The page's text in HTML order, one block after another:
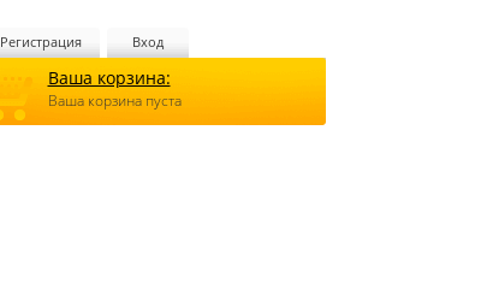
Регистрация Вход
Ваша корзина:
Ваша корзина пуста